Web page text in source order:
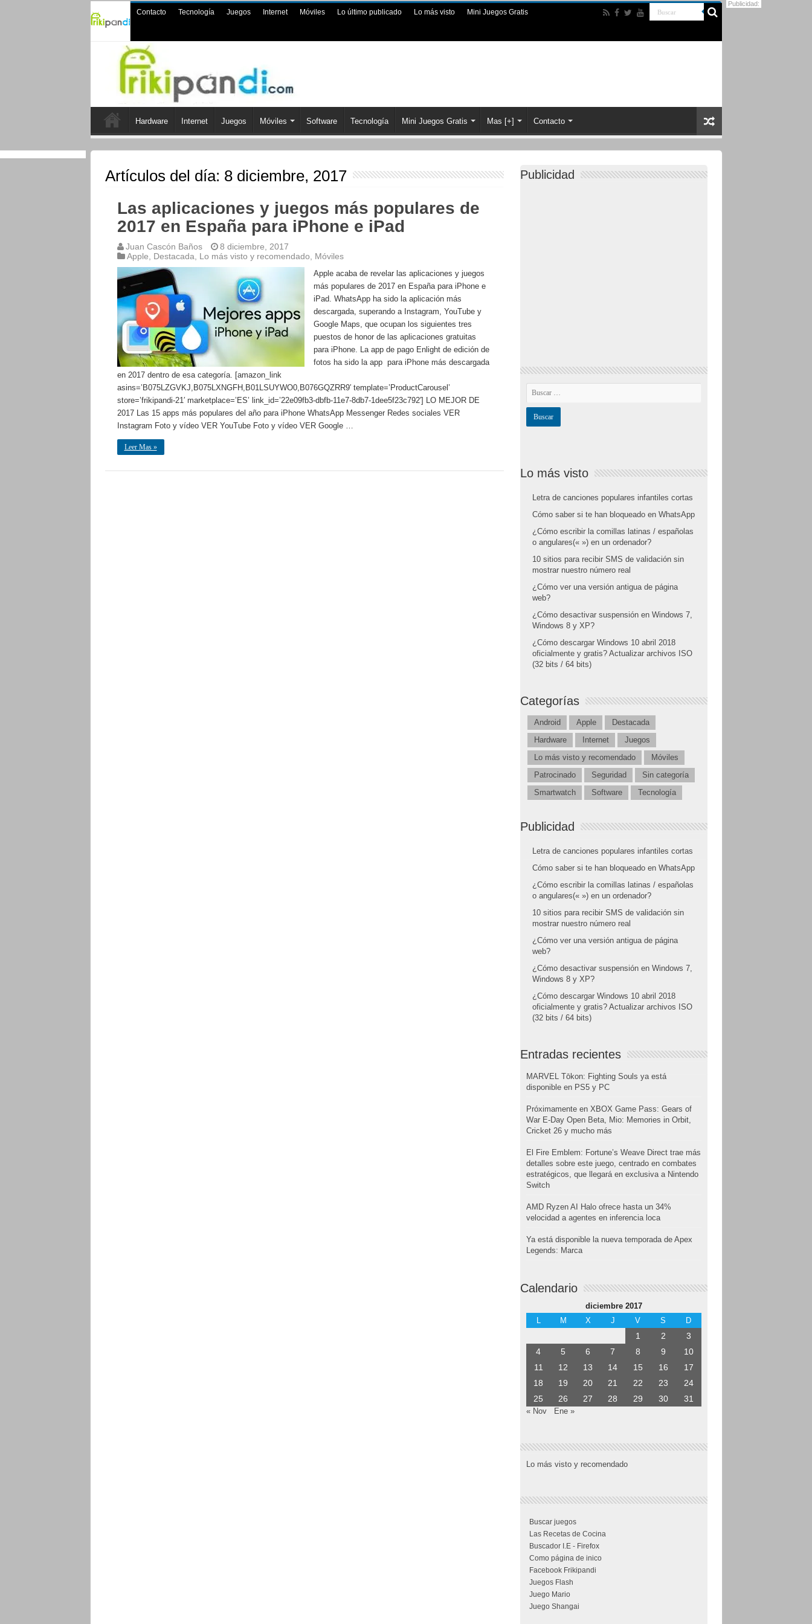
Contacto Tecnología Juegos Internet Móviles Lo último publicado Lo más visto Mini Juegos Gratis
Hardware Internet Juegos Móviles Software Tecnología Mini Juegos Gratis Mas [+] Contacto
Artículos del día: 8 diciembre, 2017
Las aplicaciones y juegos más populares de
2017 en España para iPhone e iPad
Juan Cascón Baños
8 diciembre, 2017
Apple
Destacada Lo más visto y recomendado Móviles
Apple acaba de revelar las aplicaciones y juegos
más populares de 2017 en España para iPhone e
iPad. WhatsApp ha sido la aplicación más
descargada, superando a Instagram, YouTube y
Google Maps, que ocupan los siguientes tres
puestos de honor de las aplicaciones gratuitas
para iPhone. La app de pago Enlight de edición de
fotos ha sido la app para iPhone más descargada
en 2017 dentro de esa categoría. [amazon_link
asins=’B075LZGVKJ,B075LXNGFH,B01LSUYWO0,B076GQZRR9′ template=’ProductCarousel’
store=’frikipandi-21′ marketplace=’ES’ link_id=’22e09fb3-dbfb-11e7-8db7-1dee5f23c792′] LO MEJOR DE
2017 Las 15 apps más populares del año para iPhone WhatsApp Messenger Redes sociales VER
Instagram Foto y vídeo VER YouTube Foto y vídeo VER Google …
Leer Mas »
Publicidad
Lo más visto
Letra de canciones populares infantiles cortas
Cómo saber si te han bloqueado en WhatsApp
¿Cómo escribir la comillas latinas / españolas
o angulares(« ») en un ordenador?
10 sitios para recibir SMS de validación sin
mostrar nuestro número real
¿Cómo ver una versión antigua de página
web?
¿Cómo desactivar suspensión en Windows 7,
Windows 8 y XP?
¿Cómo descargar Windows 10 abril 2018
oficialmente y gratis? Actualizar archivos ISO
(32 bits / 64 bits)
Categorías
Android Apple
Destacada
Hardware
Internet
Juegos
Lo más visto y recomendado
Móviles
Patrocinado
Seguridad
Sin categoría
Smartwatch
Software Tecnología
Publicidad
Letra de canciones populares infantiles cortas
Cómo saber si te han bloqueado en WhatsApp
¿Cómo escribir la comillas latinas / españolas
o angulares(« ») en un ordenador?
10 sitios para recibir SMS de validación sin
mostrar nuestro número real
¿Cómo ver una versión antigua de página
web?
¿Cómo desactivar suspensión en Windows 7,
Windows 8 y XP?
¿Cómo descargar Windows 10 abril 2018
oficialmente y gratis? Actualizar archivos ISO
(32 bits / 64 bits)
Entradas recientes
MARVEL Tōkon: Fighting Souls ya está
disponible en PS5 y PC
Próximamente en XBOX Game Pass: Gears of
War E-Day Open Beta, Mio: Memories in Orbit,
Cricket 26 y mucho más
El Fire Emblem: Fortune’s Weave Direct trae más
detalles sobre este juego, centrado en combates
estratégicos, que llegará en exclusiva a Nintendo
Switch
AMD Ryzen AI Halo ofrece hasta un 34%
velocidad a agentes en inferencia loca
Ya está disponible la nueva temporada de Apex
Legends: Marca
Calendario
diciembre 2017
L
M X J V S D
1 2
3
4
5 6 7 8 9
10
11
12 13 14 15 16
17
18
19 20 21 22 23
24
25
26 27 28 29 30 31
« Nov Ene »
Lo más visto y recomendado
Buscar juegos
Las Recetas de Cocina
Buscador I.E - Firefox
Como página de inico
Facebook Frikipandi
Juegos Flash
Juego Mario
Juego Shangai
Publicidad: